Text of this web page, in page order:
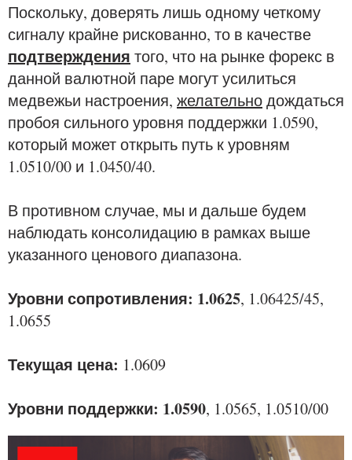
Поскольку, доверять лишь одному четкому
сигналу крайне рискованно, то в качестве
подтверждения того, что на рынке форекс в
данной валютной паре могут усилиться
медвежьи настроения, желательнодождаться
пробоя сильного уровня поддержки 1.0590,
который может открыть путь к уровням
1.0510/00 и 1.0450/40.
В противном случае, мы и дальше будем
наблюдать консолидацию в рамках выше
указанного ценового диапазона.
Уровни сопротивления: 1.0625, 1.06425/45,
1.0655
Текущая цена: 1.0609
Уровни поддержки: 1.0590, 1.0565, 1.0510/00